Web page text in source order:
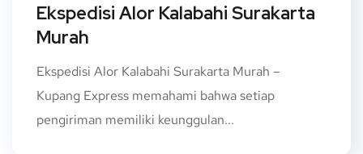
Ekspedisi Alor Kalabahi Surakarta
Murah
Ekspedisi Alor Kalabahi Surakarta Murah –
Kupang Express memahami bahwa setiap
pengiriman memiliki keunggulan...